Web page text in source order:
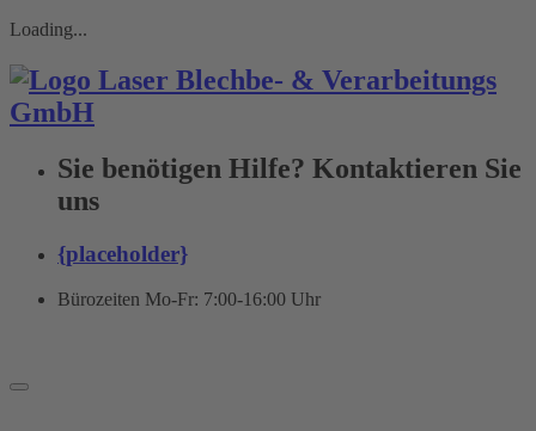
Loading...
Sie benötigen Hilfe? Kontaktieren Sie
uns
{placeholder}
Bürozeiten Mo-Fr: 7:00-16:00 Uhr